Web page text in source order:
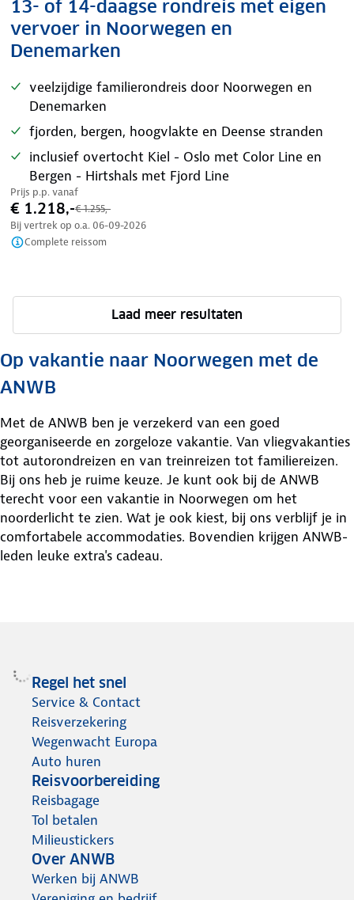
13- of 14-daagse rondreis met eigen
vervoer in Noorwegen en
Denemarken
veelzijdige familierondreis door Noorwegen en
Denemarken
fjorden, bergen, hoogvlakte en Deense stranden
inclusief overtocht Kiel - Oslo met Color Line en
Bergen - Hirtshals met Fjord Line
Prijs p.p. vanaf
€ 1.218,-€ 1.255,-
Bij vertrek op o.a. 06-09-2026
Complete reissom
Laad meer resultaten
Op vakantie naar Noorwegen met de
ANWB
Met de ANWB ben je verzekerd van een goed
georganiseerde en zorgeloze vakantie. Van vliegvakanties
tot autorondreizen en van treinreizen tot familiereizen.
Bij ons heb je ruime keuze. Je kunt ook bij de ANWB
terecht voor een vakantie in Noorwegen om het
noorderlicht te zien. Wat je ook kiest, bij ons verblijf je in
comfortabele accommodaties. Bovendien krijgen ANWB-
leden leuke extra's cadeau.
Regel het snel
Service & Contact
Reisverzekering
Wegenwacht Europa
Auto huren
Reisvoorbereiding
Reisbagage
Tol betalen
Milieustickers
Over ANWB
Werken bij ANWB